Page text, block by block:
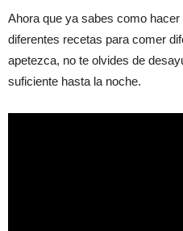
Ahora que ya sabes como
diferentes recetas para comer
apetezca, no te olvides de
suficiente hasta la noche.